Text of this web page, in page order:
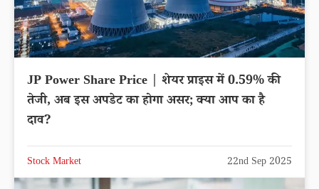
JP Power Share Price | शेयर प्राइस में 0.59% की
तेजी, अब इस अपडेट का होगा असर; क्या आप का है
दाव?
Stock Market 22nd Sep 2025